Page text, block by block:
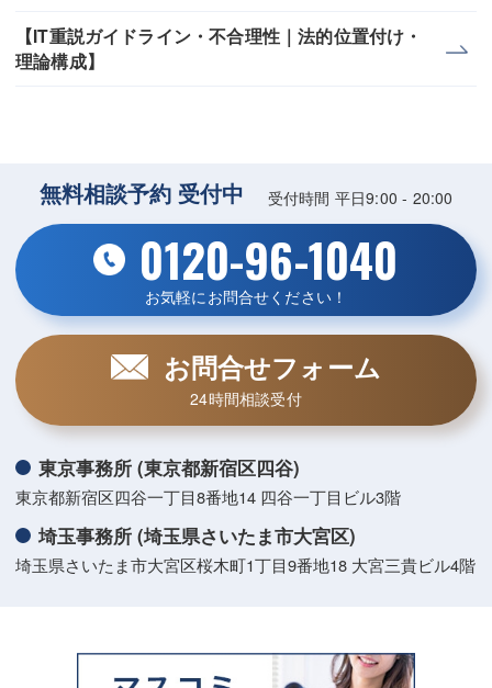
【IT重説ガイドライン・不合理性｜法的位置付け・
理論構成】
無料相談予約 受付中 受付時間 平日9:00 - 20:00
0120-96-1040
お気軽にお問合せください！
お問合せフォーム
24時間相談受付
東京事務所 (東京都新宿区四谷)
東京都新宿区四谷一丁目8番地14 四谷一丁目ビル3階
埼玉事務所 (埼玉県さいたま市大宮区)
埼玉県さいたま市大宮区桜木町1丁目9番地18 大宮三貴ビル4階